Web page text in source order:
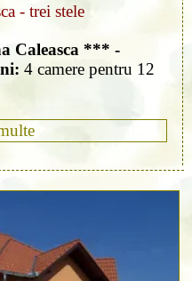
- trei stele
Caleasca *** -
4 camere pentru 12